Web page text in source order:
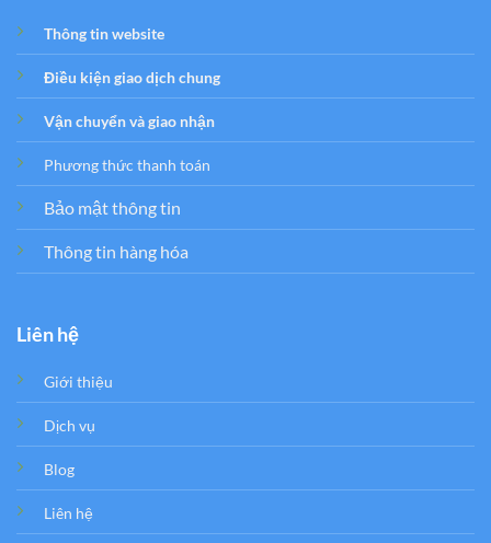
Thông tin website
Điều kiện giao dịch chung
Vận chuyển và giao nhận
Phương thức thanh toán
Bảo mật thông tin
Thông tin hàng hóa
Liên hệ
Giới thiệu
Dịch vụ
Blog
Liên hệ